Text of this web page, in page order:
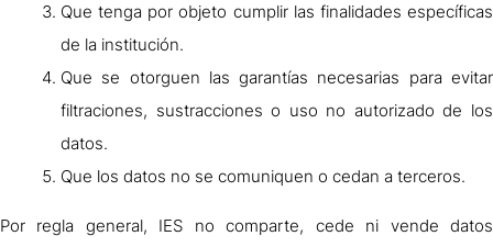
Que tenga por objeto cumplir las finalidades específicas
de la institución.
Que se otorguen las garantías necesarias para evitar
filtraciones, sustracciones o uso no autorizado de los
datos.
Que los datos no se comuniquen o cedan a terceros.
Por regla general, IES no comparte, cede ni vende datos